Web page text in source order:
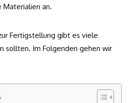
an.
Fertigstellung gibt es viele
sollten. Im Folgenden gehen wir